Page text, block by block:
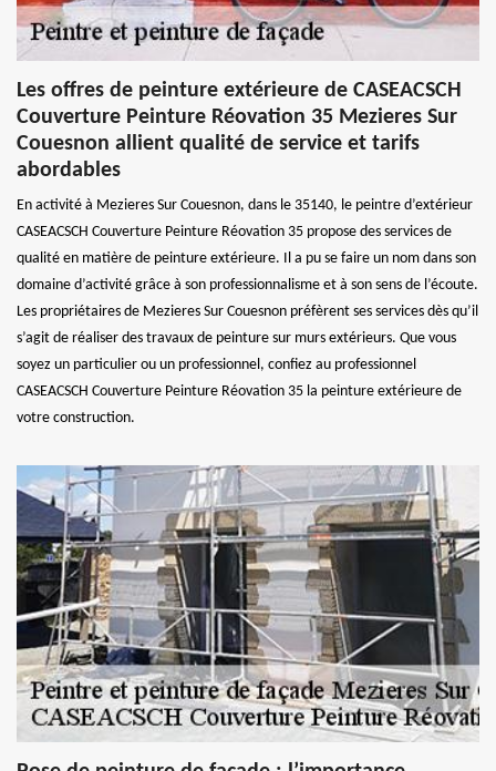
Les offres de peinture extérieure de CASEACSCH
Couverture Peinture Réovation 35 Mezieres Sur
Couesnon allient qualité de service et tarifs
abordables
En activité à Mezieres Sur Couesnon, dans le 35140, le peintre d’extérieur
CASEACSCH Couverture Peinture Réovation 35 propose des services de
qualité en matière de peinture extérieure. Il a pu se faire un nom dans son
domaine d’activité grâce à son professionnalisme et à son sens de l’écoute.
Les propriétaires de Mezieres Sur Couesnon préfèrent ses services dès qu’il
s’agit de réaliser des travaux de peinture sur murs extérieurs. Que vous
soyez un particulier ou un professionnel, confiez au professionnel
CASEACSCH Couverture Peinture Réovation 35 la peinture extérieure de
votre construction.